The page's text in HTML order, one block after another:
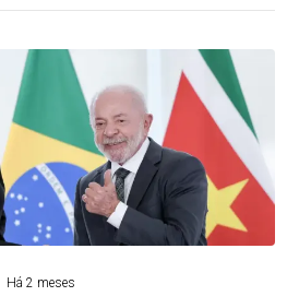
Há 2 meses